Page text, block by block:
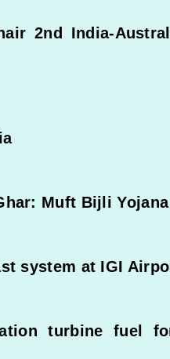
2nd India-
Muft Bijli Yojana
system at IGI
turbine fuel